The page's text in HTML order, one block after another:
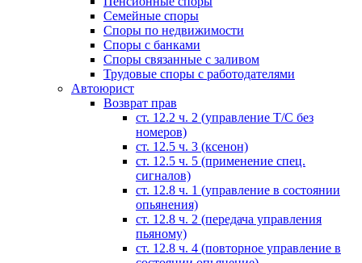
Семейные споры
Cпоры по недвижимости
Споры с банками
Споры связанные с заливом
Трудовые споры с работодателями
Автоюрист
Возврат прав
ст. 12.2 ч. 2 (управление Т/С без
номеров)
ст. 12.5 ч. 3 (ксенон)
ст. 12.5 ч. 5 (применение спец.
сигналов)
cт. 12.8 ч. 1 (управление в состоянии
опьянения)
ст. 12.8 ч. 2 (передача управления
пьяному)
ст. 12.8 ч. 4 (повторное управление в